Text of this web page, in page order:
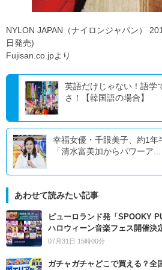
NYLON JAPAN（ナイロンジャパン）
日発売)
Fujisan.co.jpより
英語だけじゃない！語学
さ！【韓国語の場合】
幸福女優・千眼美子、約1年
「清水富美加からパワーア...
あわせて読みたい記事
ピューロランド発「SPOOKY
ハロウィーン音楽フェス開催決
07月31日 15時00分
ガチャガチャどこで買える？全